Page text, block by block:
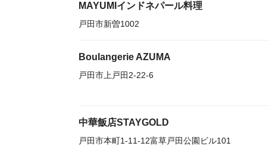
MAYUMIインドネパール料理
戸田市新曽1002
Boulangerie AZUMA
戸田市上戸田2-22-6
中華飯店STAYGOLD
戸田市本町1-11-12富草戸田公園ビル101